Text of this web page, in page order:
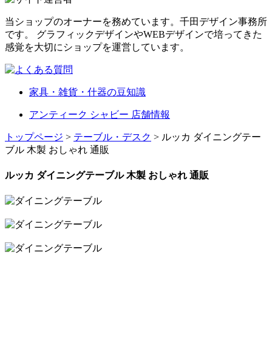
当ショップのオーナーを務めています。千田デザイン事務所
です。 グラフィックデザインやWEBデザインで培ってきた
感覚を大切にショップを運営しています。
家具・雑貨・什器の豆知識
アンティーク シャビー 店舗情報
トップページ > テーブル・デスク > ルッカ ダイニングテー
ブル 木製 おしゃれ 通販
ルッカ ダイニングテーブル 木製 おしゃれ 通販